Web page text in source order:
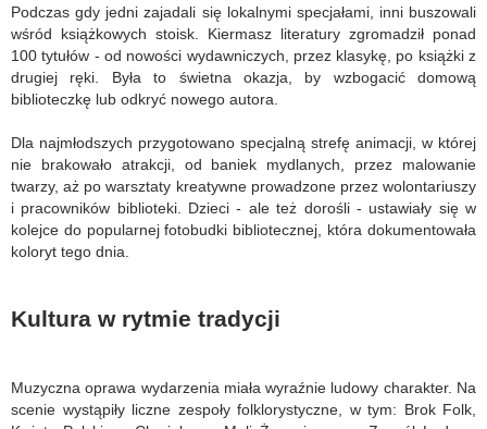
Podczas gdy jedni zajadali się lokalnymi specjałami, inni buszowali
wśród książkowych stoisk. Kiermasz literatury zgromadził ponad
100 tytułów - od nowości wydawniczych, przez klasykę, po książki z
drugiej ręki. Była to świetna okazja, by wzbogacić domową
biblioteczkę lub odkryć nowego autora.
Dla najmłodszych przygotowano specjalną strefę animacji, w której
nie brakowało atrakcji, od baniek mydlanych, przez malowanie
twarzy, aż po warsztaty kreatywne prowadzone przez wolontariuszy
i pracowników biblioteki. Dzieci - ale też dorośli - ustawiały się w
kolejce do popularnej fotobudki bibliotecznej, która dokumentowała
koloryt tego dnia.
Kultura w rytmie tradycji
Muzyczna oprawa wydarzenia miała wyraźnie ludowy charakter. Na
scenie wystąpiły liczne zespoły folklorystyczne, w tym: Brok Folk,